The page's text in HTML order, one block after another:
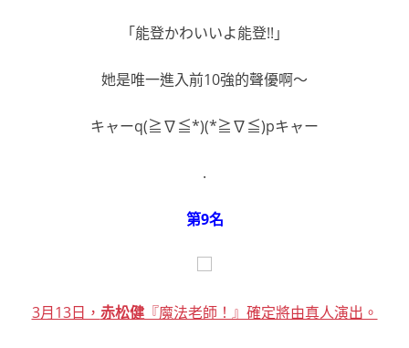
「能登かわいいよ能登!!」
她是唯一進入前10強的聲優啊～
キャーq(≧∇≦*)(*≧∇≦)pキャー
.
第9名
3月13日， 赤松健『魔法老師！』確定將由真人演出。